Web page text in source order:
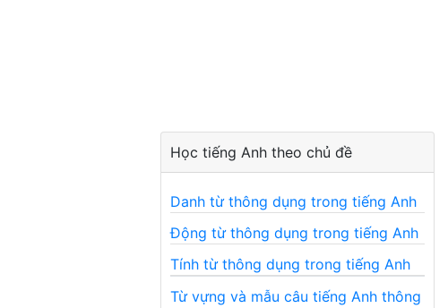
Học tiếng Anh theo chủ đề
Danh từ thông dụng trong tiếng Anh
Động từ thông dụng trong tiếng Anh
Tính từ thông dụng trong tiếng Anh
Từ vựng và mẫu câu tiếng Anh thông